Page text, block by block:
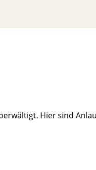
Hier sind